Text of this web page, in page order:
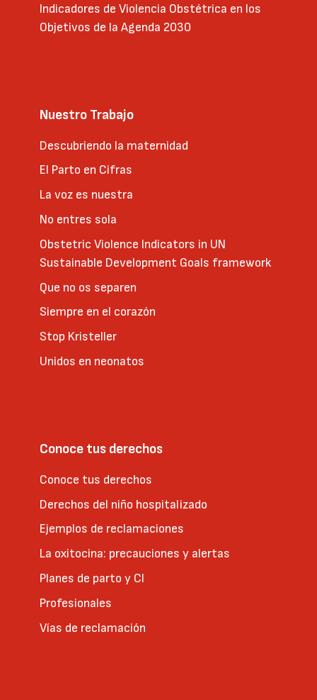
Indicadores de Violencia Obstétrica en los
Objetivos de la Agenda 2030
Nuestro Trabajo
Descubriendo la maternidad
El Parto en Cifras
La voz es nuestra
No entres sola
Obstetric Violence Indicators in UN
Sustainable Development Goals framework
Que no os separen
Siempre en el corazón
Stop Kristeller
Unidos en neonatos
Conoce tus derechos
Conoce tus derechos
Derechos del niño hospitalizado
Ejemplos de reclamaciones
La oxitocina: precauciones y alertas
Planes de parto y CI
Profesionales
Vías de reclamación